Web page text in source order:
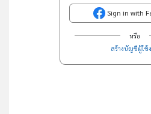
Sign in with
หรือ
สร้างบัญชีผู้ใช้